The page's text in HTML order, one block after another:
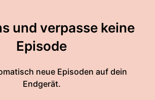
sind es und für all die ist
wieder eine Nachricht
quasi so aus der Rubrik du
und verpasse keine
Episode
neue Episoden auf dein
Endgerät.